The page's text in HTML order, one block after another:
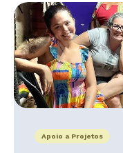
Apoio a Projetos